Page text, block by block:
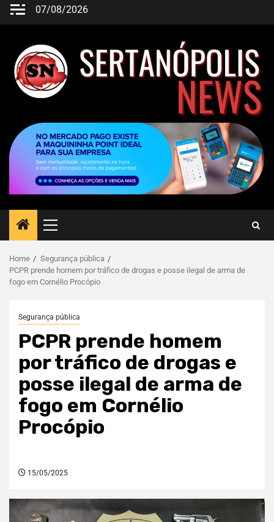
07/08/2026
Home
Segurança pública
PCPR prende homem por tráfico de drogas e posse ilegal de arma de
fogo em Cornélio Procópio
Segurança pública
PCPR prende homem
por tráfico de drogas e
posse ilegal de arma de
fogo em Cornélio
Procópio
15/05/2025